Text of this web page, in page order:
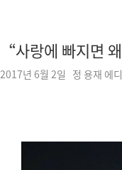
“사랑에 빠지면
2017년 6월 2일 정 용재 에